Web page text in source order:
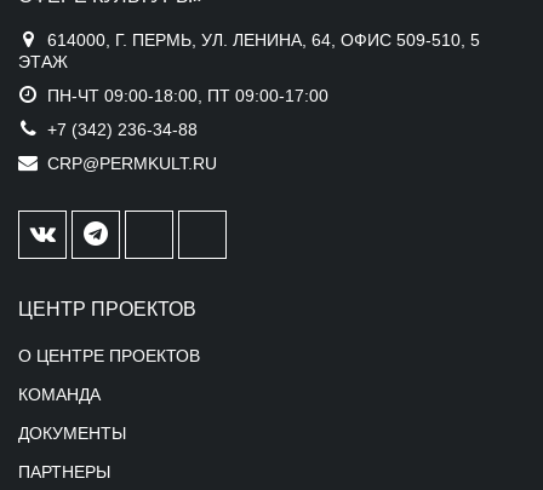
614000, Г. ПЕРМЬ, УЛ. ЛЕНИНА, 64, ОФИС 509-510, 5
ЭТАЖ
ПН-ЧТ 09:00-18:00, ПТ 09:00-17:00
+7 (342) 236-34-88
CRP@PERMKULT.RU
ЦЕНТР ПРОЕКТОВ
О ЦЕНТРЕ ПРОЕКТОВ
КОМАНДА
ДОКУМЕНТЫ
ПАРТНЕРЫ